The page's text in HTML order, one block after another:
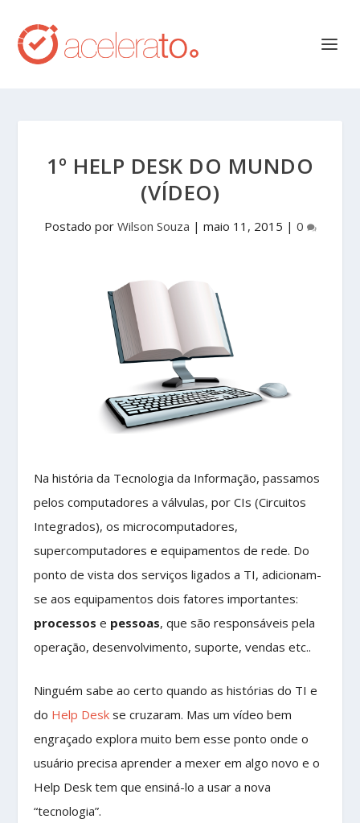
1º HELP DESK DO MUNDO
(VÍDEO)
Postado por Wilson Souza | maio 11, 2015 | 0
Na história da Tecnologia da Informação, passamos
pelos computadores a válvulas, por CIs (Circuitos
Integrados), os microcomputadores,
supercomputadores e equipamentos de rede. Do
ponto de vista dos serviços ligados a TI, adicionam-
se aos equipamentos dois fatores importantes:
processos e pessoas, que são responsáveis pela
operação, desenvolvimento, suporte, vendas etc..
Ninguém sabe ao certo quando as histórias do TI e
do Help Desk se cruzaram. Mas um vídeo bem
engraçado explora muito bem esse ponto onde o
usuário precisa aprender a mexer em algo novo e o
Help Desk tem que ensiná-lo a usar a nova
“tecnologia”.